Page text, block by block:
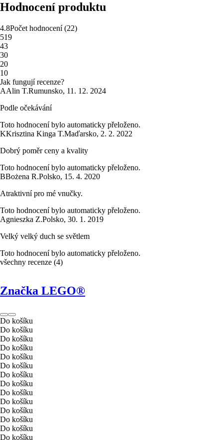
Hodnocení produktu
4.8Počet hodnocení(22)
519
43
30
20
10
Jak fungují recenze?
AAlin T.Rumunsko, 11. 12. 2024
Podle očekávání
Toto hodnocení bylo automaticky přeloženo.
KKrisztina Kinga T.Maďarsko, 2. 2. 2022
Dobrý poměr ceny a kvality
Toto hodnocení bylo automaticky přeloženo.
BBożena R.Polsko, 15. 4. 2020
Atraktivní pro mé vnučky.
Toto hodnocení bylo automaticky přeloženo.
Agnieszka Z.Polsko, 30. 1. 2019
Velký velký duch se světlem
Toto hodnocení bylo automaticky přeloženo.
všechny recenze (4)
Značka LEGO®
Do košíku
Do košíku
Do košíku
Do košíku
Do košíku
Do košíku
Do košíku
Do košíku
Do košíku
Do košíku
Do košíku
Do košíku
Do košíku
Do košíku